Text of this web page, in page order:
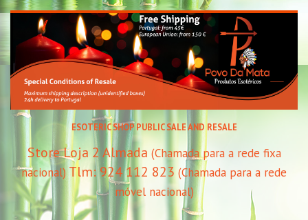
ESOTERIC SHOP PUBLIC SALE AND RESALE
Store Loja 2 Almada (Chamada para a rede fixa
nacional) Tlm: 924 112 823 (Chamada para a rede
móvel nacional)